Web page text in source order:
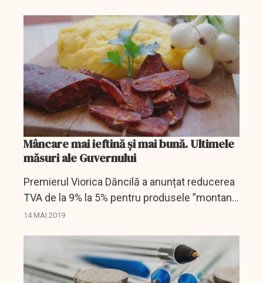
Mâncare mai ieftină și mai bună. Ultimele
măsuri ale Guvernului
Premierul Viorica Dăncilă a anunțat reducerea
TVA de la 9% la 5% pentru produsele ”montane,
ecologice, tradiționale, autorizate de Ministerul
14 MAI 2019